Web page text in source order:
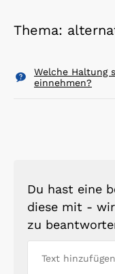
Thema:
Welche Haltung
einnehmen?
Du hast eine
diese mit -
zu